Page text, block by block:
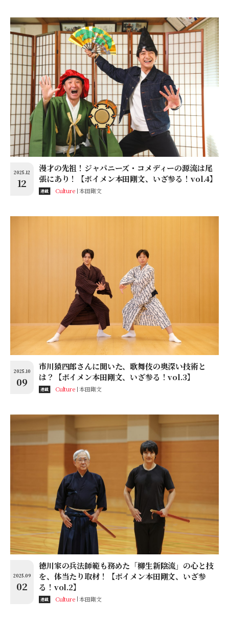
2025.12
12
漫才の先祖！ジャパニーズ・コメディーの源流は尾
張にあり！【ボイメン本田剛文、いざ参る！vol.4】
連載 Culture 本田剛文
2025.10
09
市川猿四郎さんに聞いた、歌舞伎の奥深い技術と
は？【ボイメン本田剛文、いざ参る！vol.3】
連載 Culture 本田剛文
2025.09
02
徳川家の兵法師範も務めた「柳生新陰流」の心と技
を、体当たり取材！【ボイメン本田剛文、いざ参
る！vol.2】
連載 Culture 本田剛文